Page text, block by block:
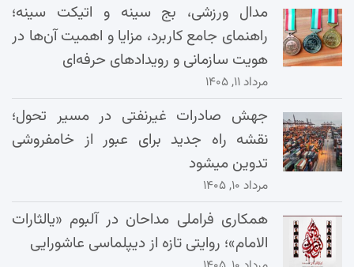
مدال ورزشی، بج سینه و اتیکت سینه؛
راهنمای جامع کاربرد، مزایا و اهمیت آن‌ها در
هویت سازمانی و رویدادهای حرفه‌ای
مرداد ۱۱, ۱۴۰۵
جهش صادرات غیرنفتی در مسیر تحول؛
نقشه راه جدید برای عبور از خامفروشی
تدوین میشود
مرداد ۱۰, ۱۴۰۵
همکاری فراملی مداحان در آلبوم «یالثارات
الامام»؛ روایتی تازه از دیپلماسی عاشورایی